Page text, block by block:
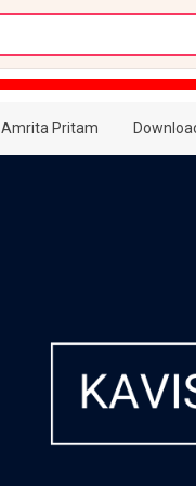
Amrita Pritam